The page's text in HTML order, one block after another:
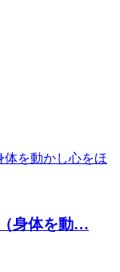
身体を動…